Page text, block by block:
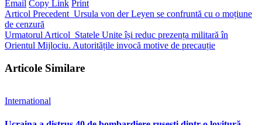
Email Copy Link Print
Articol Precedent Ursula von der Leyen se confruntă cu o moțiune
de cenzură
Urmatorul Articol Statele Unite își reduc prezența militară în
Orientul Mijlociu. Autoritățile invocă motive de precauție
Articole Similare
International